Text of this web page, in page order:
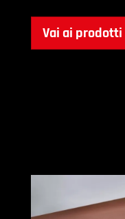
Vai ai prodotti